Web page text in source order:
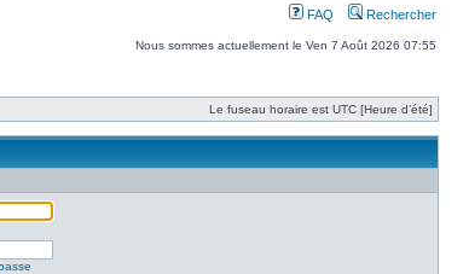
FAQ Rechercher
Nous sommes actuellement le Ven 7 Août 2026 07:55
Le fuseau horaire est UTC [Heure d’été]